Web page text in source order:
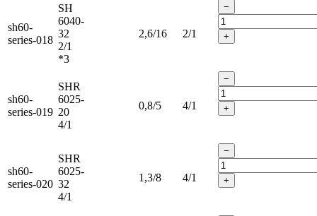
sh60-
series-018
SH
6040-
32
2/1
*3
2,6/16 2/1
−
+
sh60-
series-019
SHR
6025-
20
4/1
0,8/5 4/1
−
+
sh60-
series-020
SHR
6025-
32
4/1
1,3/8 4/1
−
+